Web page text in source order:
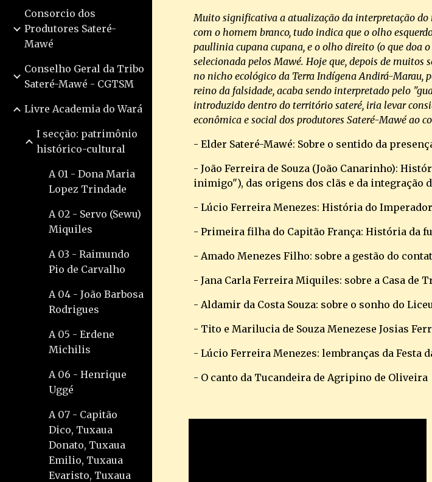
Consorcio dos
Produtores Sateré-
Mawé
Conselho Geral da Tribo
Sateré-Mawé - CGTSM
Livre Academia do Wará
I secção: patrimônio
histórico-cultural
A 01 - Dona Maria
Lopez Trindade
A 02 - Servo (Sewu)
Miquiles
A 03 - Raimundo
Pio de Carvalho
A 04 - João Barbosa
Rodrigues
A 05 - Erdene
Michilis
A 06 - Henrique
Uggé
A 07 - Capitão
Dico, Tuxaua
Donato, Tuxaua
Emilio, Tuxaua
Evaristo, Tuxaua
Muito significativa a atualização da interpretação do
com o homem branco, tudo indica que o olho
paullinia cupana cupana, e o olho direito (o que doa
selecionada pelos Mawé. Hoje que, depois de
no nicho ecológico da Terra Indígena Andirá-Marau,
reino da falsidade, acaba sendo interpretado pelo
introduzido dentro do território sateré, iria levar
econômica e social dos produtores Sateré-Mawé ao
- Elder Sateré-Mawé: Sobre o sentido da
- João Ferreira de Souza (João Canarinho):
inimigo"), das origens dos clãs e da integração
- Lúcio Ferreira Menezes: História do
- Primeira filha do Capitão França: História da
- Amado Menezes Filho: sobre a gestão do
- Jana Carla Ferreira Miquiles: sobre a Casa de
- Aldamir da Costa Souza: sobre o sonho do
- Tito e Marilucia de Souza Menezese Josias
- Lúcio Ferreira Menezes: lembranças da Festa
- O canto da Tucandeira de Agripino de Oliveira